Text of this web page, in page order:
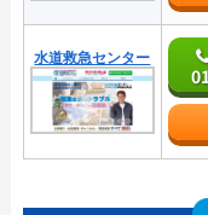
水道救急センター